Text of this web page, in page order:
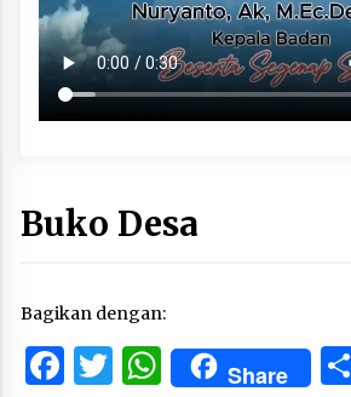
Buko Desa
Bagikan dengan:
Facebook
Twitter
WhatsApp
Share